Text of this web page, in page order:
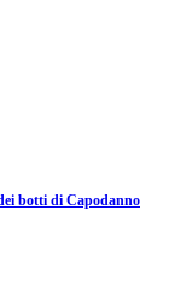
botti di Capodanno